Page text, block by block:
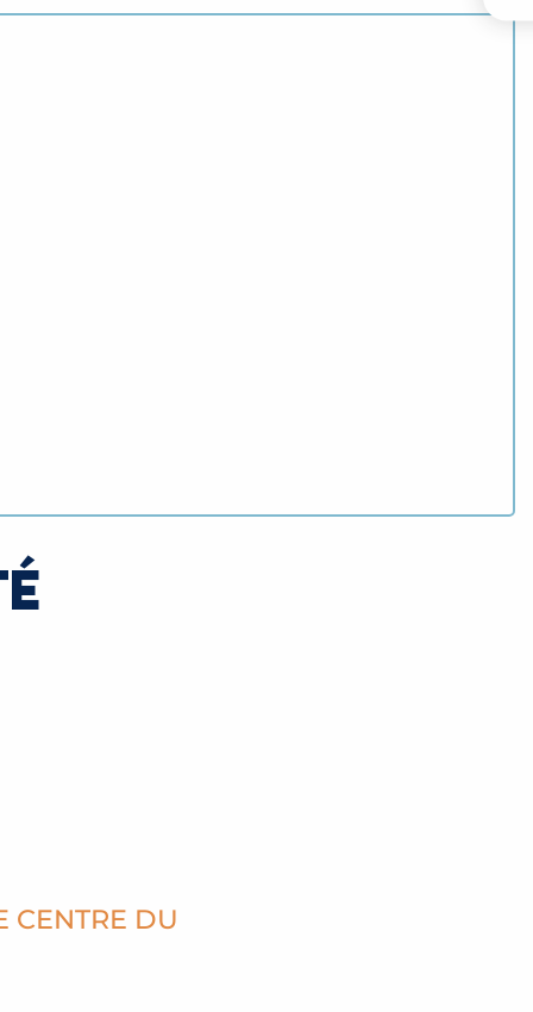
À SAINT-GERVAIS DEPUIS GENÈVE ?
CENTRE DU